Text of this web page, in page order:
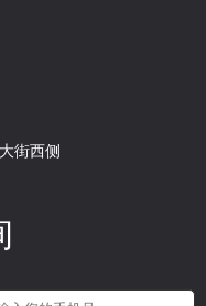
街西侧